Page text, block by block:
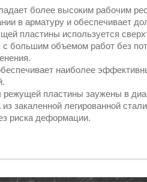
более высоким рабочим
в арматуру и обеспечивает
пластины используется
с большим объемом работ без
наиболее
пластины заужены в
закаленной легированной
риска деформации.